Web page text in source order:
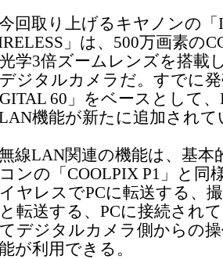
回取り上げるキヤノンの「
」は、500万画素の
学3倍ズームレンズを搭載
ジタルカメラだ。すでに
60」をベースとして、
機能が新たに追加されて
線LAN関連の機能は、基本
ンの「COOLPIX P1」と同
ヤレスでPCに転送する、
転送する、PCに接続され
デジタルカメラ側からの
が利用できる。